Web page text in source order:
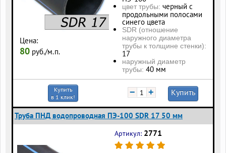
Цена:
80 руб./м.п.
цвет трубы: черный с
продольными полосами
синего цвета
SDR (отношение
наружного диаметра
трубы к толщине стенки):
17
наружный диаметр
трубы: 40 мм
Купить
в 1 клик!
− + Купить
Труба ПНД водопроводная ПЭ-100 SDR 17 50 мм
Артикул: 2771